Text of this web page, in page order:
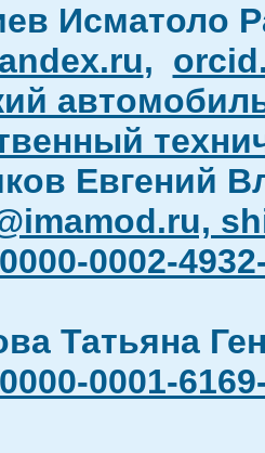
Исматоло
,
Евгений
0002-
Татьяна
0001-